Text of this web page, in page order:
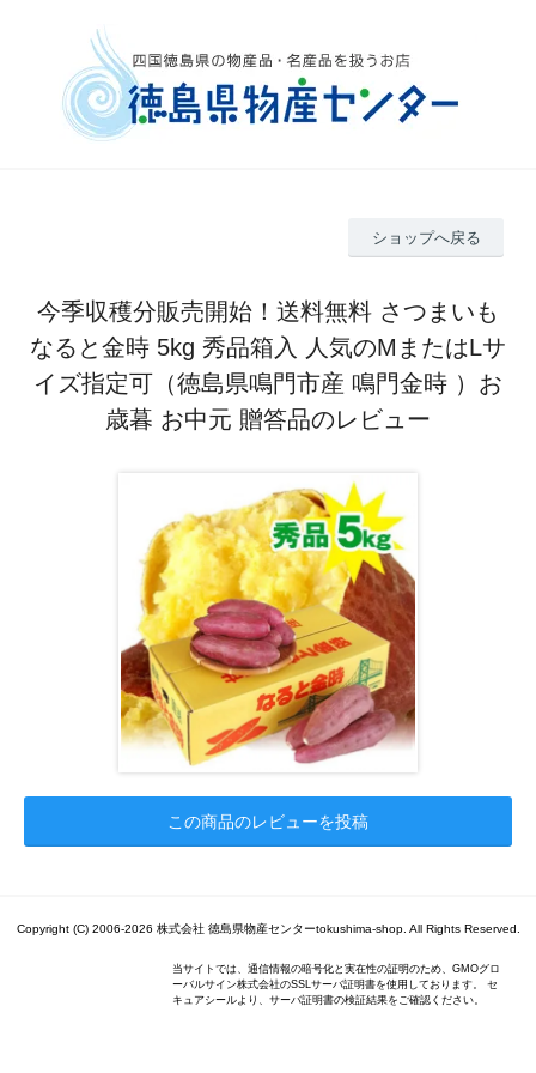
ショップへ戻る
今季収穫分販売開始！送料無料 さつまいも
なると金時 5kg 秀品箱入 人気のMまたはLサ
イズ指定可（徳島県鳴門市産 鳴門金時 ）お
歳暮 お中元 贈答品のレビュー
この商品のレビューを投稿
Copyright (C) 2006-2026 株式会社 徳島県物産センターtokushima-shop. All Rights Reserved.
当サイトでは、通信情報の暗号化と実在性の証明のため、GMOグロ
ーバルサイン株式会社のSSLサーバ証明書を使用しております。 セ
キュアシールより、サーバ証明書の検証結果をご確認ください。